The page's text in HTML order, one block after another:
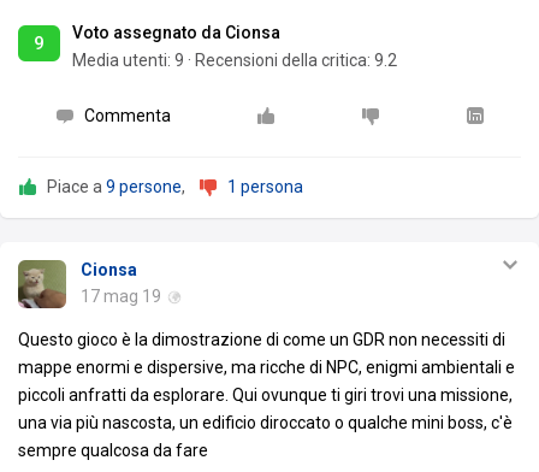
9
Voto assegnato da Cionsa
Media utenti: 9 · Recensioni della critica: 9.2
Commenta
Piace a 9 persone, 1 persona
Cionsa
17 mag 19
Questo gioco è la dimostrazione di come un GDR non necessiti di
mappe enormi e dispersive, ma ricche di NPC, enigmi ambientali e
piccoli anfratti da esplorare. Qui ovunque ti giri trovi una missione,
una via più nascosta, un edificio diroccato o qualche mini boss, c'è
sempre qualcosa da fare